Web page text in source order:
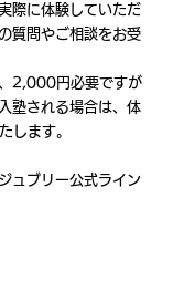
際に体験していただ
質問やご相談をお受
2,000円必要ですが
塾される場合は、体
します。
ュブリー公式ライン